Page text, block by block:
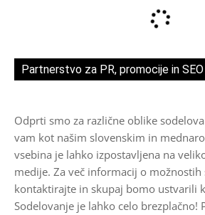
Partnerstvo za PR, promocije in
Odprti smo za različne oblike
vam kot našim slovenskim in
vsebina je lahko izpostavljena na
medije. Za več informacij o možnostih
kontaktirajte in skupaj bomo ustvarili
Sodelovanje je lahko celo brezplačno!